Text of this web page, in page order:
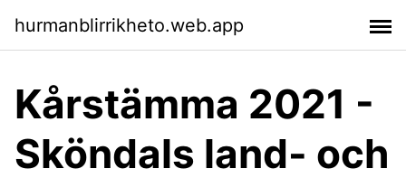
hurmanblirrikheto.web.app
Kårstämma 2021 -
Sköndals land- och